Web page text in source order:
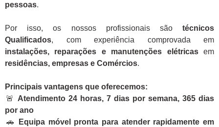
pessoas.
Por isso, os nossos profissionais são técnicos
Qualificados, com experiência comprovada em
instalações, reparações e manutenções elétricasem
residências, empresas e Comércios.
Principais vantagens que oferecemos:
🚨 Atendimento 24 horas, 7 dias por semana, 365 dias
por ano
🚗
Equipa móvel pronta para atender rapidamente em